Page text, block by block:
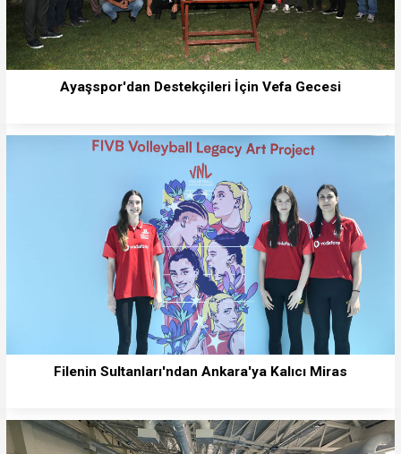
Ayaşspor'dan Destekçileri İçin Vefa Gecesi
Filenin Sultanları'ndan Ankara'ya Kalıcı Miras